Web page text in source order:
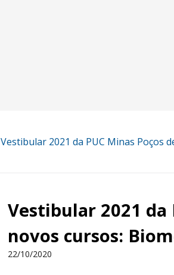
Vestibular 2021 da PUC Minas Poços
Vestibular 2021 da
novos cursos:
22/10/2020